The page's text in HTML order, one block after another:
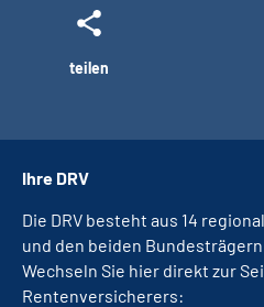
teilen
Ihre DRV
Die DRV besteht aus 14
und den beiden Bundesträgern
Wechseln Sie hier direkt zur
Rentenversicherers: